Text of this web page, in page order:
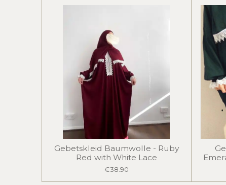
Gebetskleid Baumwolle - Ruby
Red with White Lace
€38.90